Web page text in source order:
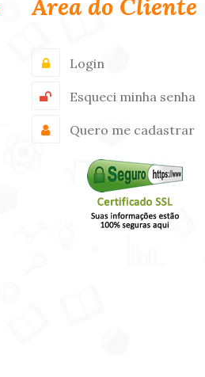
Área do Cliente
Login
Esqueci minha senha
Quero me cadastrar